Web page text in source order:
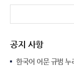
공지 사항
한국어 어문 규범 누